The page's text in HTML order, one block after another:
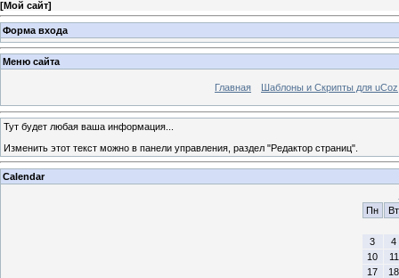
[Мой сайт]
Форма входа
Меню сайта
Главная Шаблоны и Скрипты для uCoz
Тут будет любая ваша информация...
Изменить этот текст можно в панели управления, раздел "Редактор страниц".
Calendar
Пн
Вт
3
4
10
11
17
18